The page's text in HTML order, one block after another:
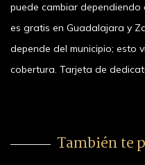
puede cambiar dependiendo
es gratis en Guadalajara y
depende del municipio; esto
cobertura. Tarjeta de
También te